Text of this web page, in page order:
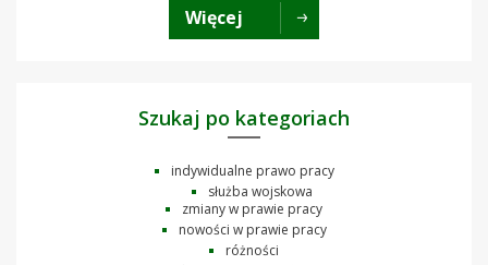
Więcej
Szukaj po kategoriach
indywidualne prawo pracy
służba wojskowa
zmiany w prawie pracy
nowości w prawie pracy
różności